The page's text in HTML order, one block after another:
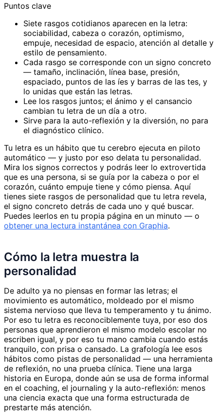
Puntos clave
Siete rasgos cotidianos aparecen en la letra:
sociabilidad, cabeza o corazón, optimismo,
empuje, necesidad de espacio, atención al detalle y
estilo de pensamiento.
Cada rasgo se corresponde con un signo concreto
— tamaño, inclinación, línea base, presión,
espaciado, puntos de las íes y barras de las tes, y
lo unidas que están las letras.
Lee los rasgos juntos; el ánimo y el cansancio
cambian tu letra de un día a otro.
Sirve para la auto-reflexión y la diversión, no para
el diagnóstico clínico.
Tu letra es un hábito que tu cerebro ejecuta en piloto
automático — y justo por eso delata tu personalidad.
Mira los signos correctos y podrás leer lo extrovertida
que es una persona, si se guía por la cabeza o por el
corazón, cuánto empuje tiene y cómo piensa. Aquí
tienes siete rasgos de personalidad que tu letra revela,
el signo concreto detrás de cada uno y qué buscar.
Puedes leerlos en tu propia página en un minuto — o
obtener una lectura instantánea con Graphia.
Cómo la letra muestra la
personalidad
De adulto ya no piensas en formar las letras; el
movimiento es automático, moldeado por el mismo
sistema nervioso que lleva tu temperamento y tu ánimo.
Por eso tu letra es reconociblemente tuya, por eso dos
personas que aprendieron el mismo modelo escolar no
escriben igual, y por eso tu mano cambia cuando estás
tranquilo, con prisa o cansado. La grafología lee esos
hábitos como pistas de personalidad — una herramienta
de reflexión, no una prueba clínica. Tiene una larga
historia en Europa, donde aún se usa de forma informal
en el coaching, el journaling y la auto-reflexión: menos
una ciencia exacta que una forma estructurada de
prestarte más atención.